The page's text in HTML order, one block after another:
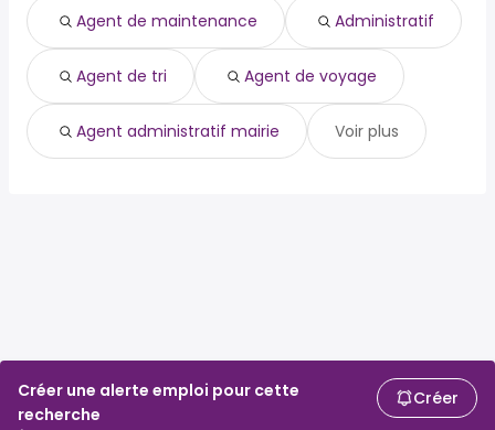
Créer une alerte emploi pour cette
recherche
Créer
agent de tri
agent administratif mairie
Agent de maintenance Administratif
Agent de tri Agent de voyage
Agent administratif mairie Voir plus